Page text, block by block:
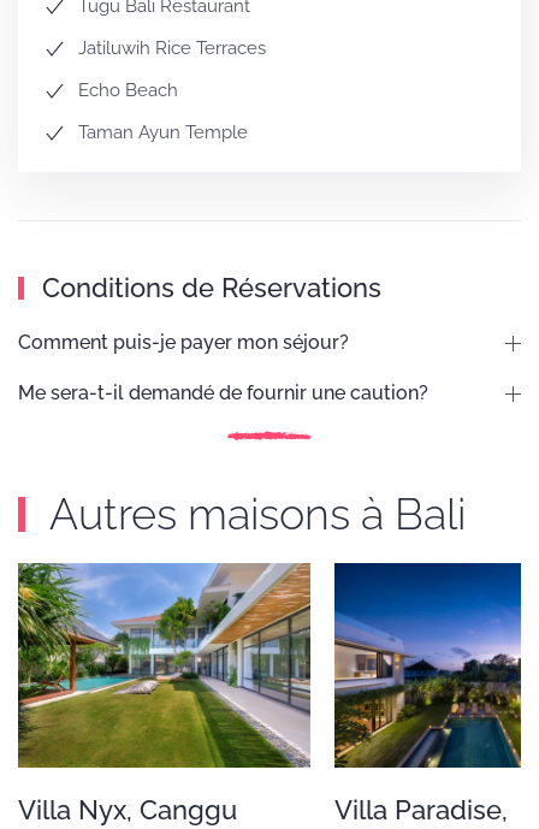
Tugu Bali Restaurant
Jatiluwih Rice Terraces
Echo Beach
Taman Ayun Temple
Conditions de Réservations
Comment puis-je payer mon séjour?
Me sera-t-il demandé de fournir une caution?
Autres maisons à Bali
Villa Nyx, Canggu
Villa Paradise,